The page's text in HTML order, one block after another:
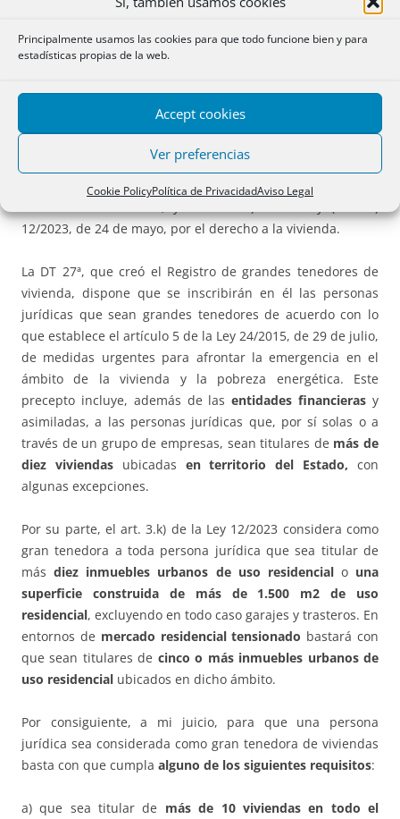
Principalmente usamos las cookies para que todo funcione bien y para
estadísticas propias de la web.
Accept cookies
Ver preferencias
Cookie PolicyPolítica de PrivacidadAviso Legal
certificación debe testimoniarse en el título.»
Sin embargo, la certificación registral citada no indicará si
únicamente el número de viviendas de que es propietaria,
lo que obliga a entrar en el concepto de gran tenedor.
Para determinar dicho concepto, el art. 2.2 se remite a la
DA 27ª de la Ley (catalana) 18/2007, de 28 de diciembre, del
12/2023, de 24 de mayo, por el derecho a la vivienda.
La DT 27ª, que creó el Registro de grandes tenedores de
vivienda, dispone que se inscribirán en él las personas
jurídicas que sean grandes tenedores de acuerdo con lo
que establece el artículo 5 de la Ley 24/2015, de 29 de julio,
de medidas urgentes para afrontar la emergencia en el
ámbito de la vivienda y la pobreza energética. Este
precepto incluye, además de lasentidades financieras y
asimiladas, a las personas jurídicas que, por sí solas o a
través de un grupo de empresas, sean titulares de más de
diez viviendasubicadas en territorio del Estado, con
algunas excepciones.
Por su parte, el art. 3.k) de la Ley 12/2023 considera como
gran tenedora a toda persona jurídica que sea titular de
másdiez inmuebles urbanos de uso residencialo una
superficie construida de más de 1.500 m2 de uso
residencial, excluyendo en todo caso garajes y trasteros. En
entornos de mercado residencial tensionado bastará con
que sean titulares de cinco o más inmuebles urbanos de
uso residencial ubicados en dicho ámbito.
Por consiguiente, a mi juicio, para que una persona
jurídica sea considerada como gran tenedora de viviendas
basta con que cumpla alguno de los siguientes requisitos:
a) que sea titular de más de 10 viviendas en todo el